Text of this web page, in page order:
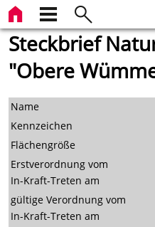
Steckbrief
"Obere
Name
Kennzeichen
Flächengröße
Erstverordnung vom
In-Kraft-Treten am
gültige Verordnung vom
In-Kraft-Treten am